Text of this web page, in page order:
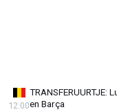
TRANSFERUURTJE:
en Barça
12:00